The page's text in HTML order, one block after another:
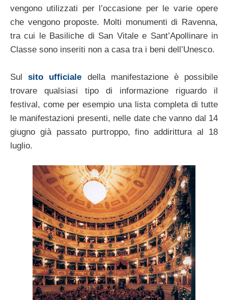
vengono utilizzati per l’occasione per le varie opere
che vengono proposte. Molti monumenti di Ravenna,
tra cui le Basiliche di San Vitale e Sant’Apollinare in
Classe sono inseriti non a casa tra i beni dell’Unesco.
Sulsito ufficiale della manifestazione è possibile
trovare qualsiasi tipo di informazione riguardo il
festival, come per esempio una lista completa di tutte
le manifestazioni presenti, nelle date che vanno dal 14
giugno già passato purtroppo, fino addirittura al 18
luglio.